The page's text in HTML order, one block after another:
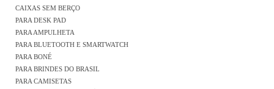
CAIXAS SEM BERÇO
PARA DESK PAD
PARA AMPULHETA
PARA BLUETOOTH E SMARTWATCH
PARA BONÉ
PARA BRINDES DO BRASIL
PARA CAMISETAS